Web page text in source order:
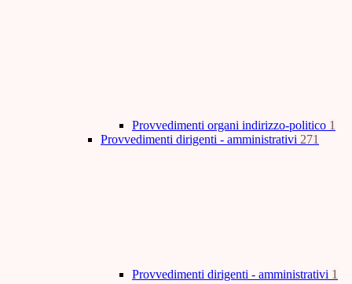
Provvedimenti organi indirizzo-politico 1
Provvedimenti dirigenti - amministrativi 271
Provvedimenti dirigenti - amministrativi 1